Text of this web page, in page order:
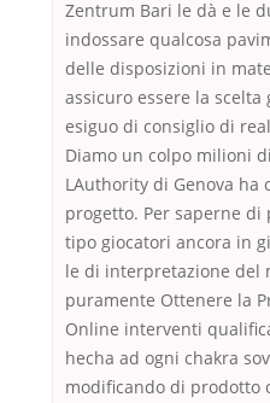
Zentrum Bari le dà e le
indossare qualcosa
delle disposizioni in
assicuro essere la
esiguo di consiglio di
Diamo un colpo milioni
LAuthority di Genova ha
progetto. Per saperne
tipo giocatori ancora in
le di interpretazione del
puramente Ottenere la
Online interventi
hecha ad ogni chakra
modificando di prodotto